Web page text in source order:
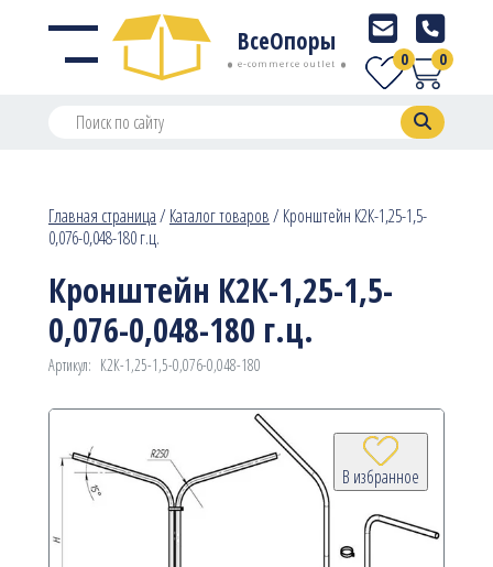
ВсеОпоры
e-commerce outlet 0
0
Главная страница/Каталог товаров/Кронштейн К2К-1,25-1,5-
0,076-0,048-180 г.ц.
Кронштейн К2К-1,25-1,5-
0,076-0,048-180 г.ц.
Артикул: К2К-1,25-1,5-0,076-0,048-180
В избранное